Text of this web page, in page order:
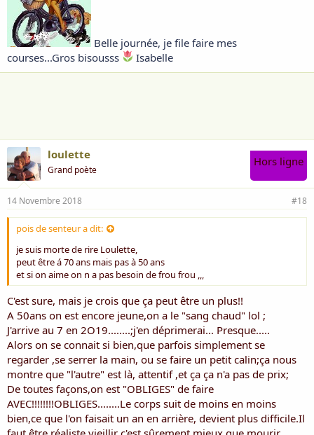
Belle journée, je file faire mes
courses...Gros bisousss
Isabelle
loulette
Grand poète
Hors ligne
14 Novembre 2018 #18
pois de senteur a dit:
je suis morte de rire Loulette,
peut être á 70 ans mais pas à 50 ans
et si on aime on n a pas besoin de frou frou ,,,
C'est sure, mais je crois que ça peut être un plus!!
A 50ans on est encore jeune,on a le "sang chaud" lol ;
J'arrive au 7 en 2O19........;j'en déprimerai... Presque.....
Alors on se connait si bien,que parfois simplement se
regarder ,se serrer la main, ou se faire un petit calin;ça nous
montre que "l'autre" est là, attentif ,et ça ça n'a pas de prix;
De toutes façons,on est "OBLIGES" de faire
AVEC!!!!!!!!OBLIGES........Le corps suit de moins en moins
bien,ce que l'on faisait un an en arrière, devient plus difficile.Il